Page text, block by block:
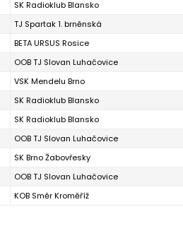
SK Radioklub Blansko
TJ Spartak 1. brněnská
BETA URSUS Rosice
OOB TJ Slovan Luhačovice
VSK Mendelu Brno
SK Radioklub Blansko
SK Radioklub Blansko
OOB TJ Slovan Luhačovice
SK Brno Žabovřesky
OOB TJ Slovan Luhačovice
KOB Směr Kroměříž